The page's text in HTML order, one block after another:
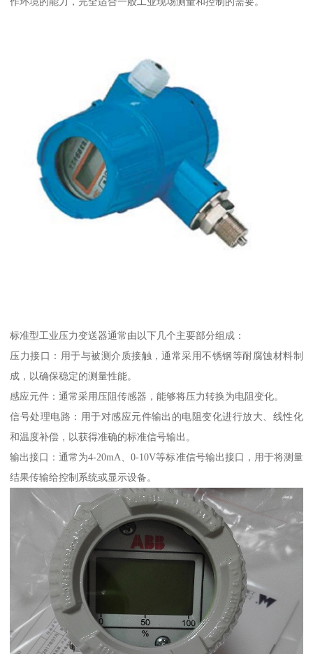
标准型工业压力变送器通常由以下几个主要部分组成：
压力接口：用于与被测介质接触，通常采用不锈钢等耐腐蚀材料制
成，以确保稳定的测量性能。
感应元件：通常采用压阻传感器，能够将压力转换为电阻变化。
信号处理电路：用于对感应元件输出的电阻变化进行放大、线性化
和温度补偿，以获得准确的标准信号输出。
输出接口：通常为4-20mA、0-10V等标准信号输出接口，用于将测量
结果传输给控制系统或显示设备。